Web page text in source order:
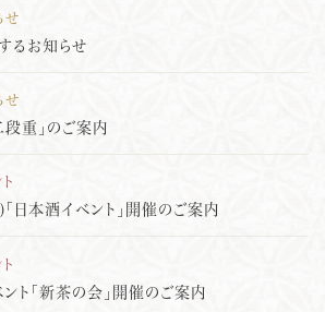
せ
るお知らせ
せ
重」のご案内
日本酒イベント」開催のご案内
ト「新茶の会」開催のご案内